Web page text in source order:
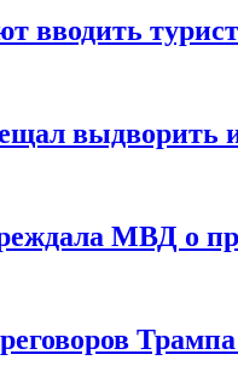
вводить
выдворить
МВД о